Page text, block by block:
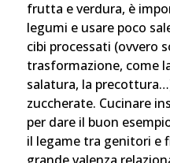
frutta e verdura, è
legumi e usare poco
cibi processati (ovvero
trasformazione, come
salatura, la
zuccherate. Cucinare
per dare il buon
il legame tra genitori e